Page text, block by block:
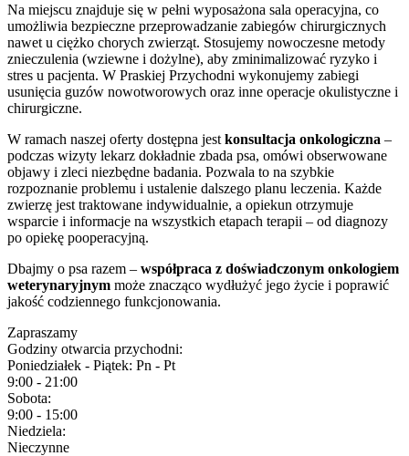
Na miejscu znajduje się w pełni wyposażona sala operacyjna, co
umożliwia bezpieczne przeprowadzanie zabiegów chirurgicznych
nawet u ciężko chorych zwierząt. Stosujemy nowoczesne metody
znieczulenia (wziewne i dożylne), aby zminimalizować ryzyko i
stres u pacjenta. W Praskiej Przychodni wykonujemy zabiegi
usunięcia guzów nowotworowych oraz inne operacje okulistyczne i
chirurgiczne.
W ramach naszej oferty dostępna jest konsultacja onkologiczna –
podczas wizyty lekarz dokładnie zbada psa, omówi obserwowane
objawy i zleci niezbędne badania. Pozwala to na szybkie
rozpoznanie problemu i ustalenie dalszego planu leczenia. Każde
zwierzę jest traktowane indywidualnie, a opiekun otrzymuje
wsparcie i informacje na wszystkich etapach terapii – od diagnozy
po opiekę pooperacyjną.
Dbajmy o psa razem – współpraca z doświadczonym onkologiem
weterynaryjnym może znacząco wydłużyć jego życie i poprawić
jakość codziennego funkcjonowania.
Zapraszamy
Godziny otwarcia przychodni:
Poniedziałek - Piątek: Pn - Pt
9:00 - 21:00
Sobota:
9:00 - 15:00
Niedziela:
Nieczynne